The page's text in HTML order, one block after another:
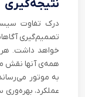
نتیجه‌‌گیری
درک تفاوت‌
تصمیم‌گیری
خواهد داشت. هر
همه‌ی آنها نقش
به موتور
عملکرد،